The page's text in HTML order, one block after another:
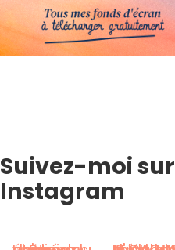
Suivez-moi sur
Instagram